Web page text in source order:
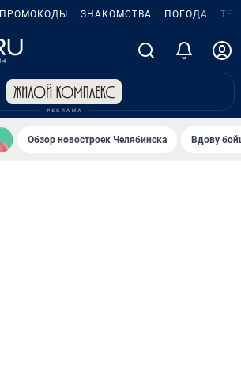
ПРОМОКОДЫ ЗНАКОМСТВА ПОГОДА
Обзор новостроек Челябинска Вдову